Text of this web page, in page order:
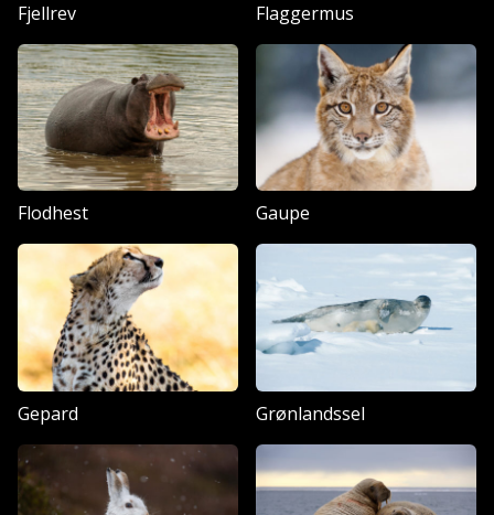
Fjellrev Flaggermus
Flodhest Gaupe
Gepard Grønlandssel